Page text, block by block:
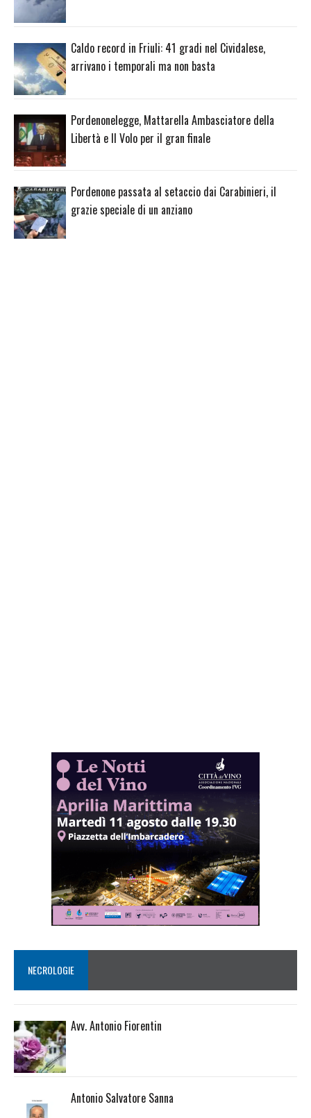
Caldo record in Friuli: 41 gradi nel Cividalese,
arrivano i temporali ma non basta
Pordenonelegge, Mattarella Ambasciatore della
Libertà e Il Volo per il gran finale
Pordenone passata al setaccio dai Carabinieri, il
grazie speciale di un anziano
NECROLOGIE
Avv. Antonio Fiorentin
Antonio Salvatore Sanna